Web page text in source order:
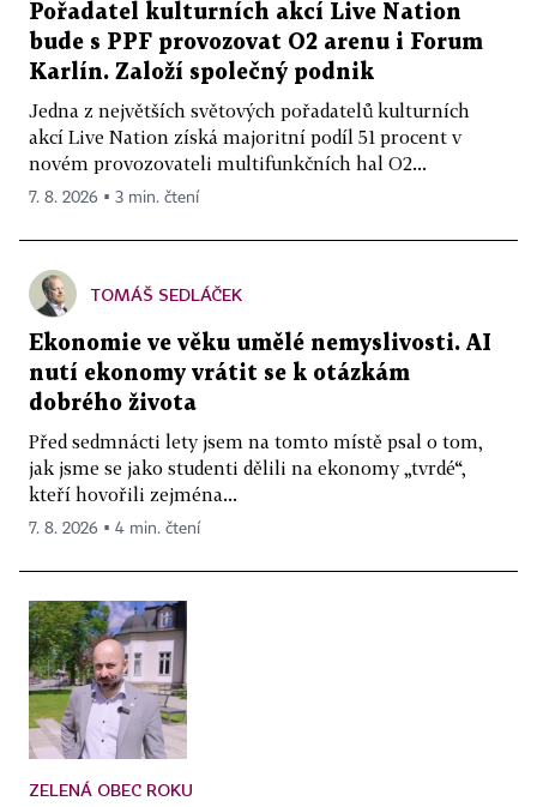
Pořadatel kulturních akcí Live Nation
bude s PPF provozovat O2 arenu i Forum
Karlín. Založí společný podnik
Jedna z největších světových pořadatelů kulturních
akcí Live Nation získá majoritní podíl 51 procent v
novém provozovateli multifunkčních hal O2...
7. 8. 2026 ▪ 3 min. čtení
TOMÁŠ SEDLÁČEK
Ekonomie ve věku umělé nemyslivosti. AI
nutí ekonomy vrátit se k otázkám
dobrého života
Před sedmnácti lety jsem na tomto místě psal o tom,
jak jsme se jako studenti dělili na ekonomy „tvrdé“,
kteří hovořili zejména...
7. 8. 2026 ▪ 4 min. čtení
ZELENÁ OBEC ROKU